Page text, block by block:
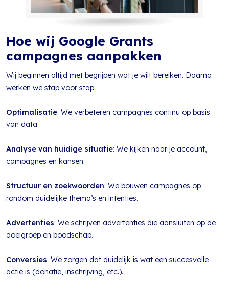
Hoe wij Google Grants
campagnes aanpakken
Wij beginnen altijd met begrijpen wat je wilt bereiken. Daarna
werken we stap voor stap:
Optimalisatie: We verbeteren campagnes continu op basis
van data.
Analyse van huidige situatie: We kijken naar je account,
campagnes en kansen.
Structuur en zoekwoorden: We bouwen campagnes op
rondom duidelijke thema’s en intenties.
Advertenties: We schrijven advertenties die aansluiten op de
doelgroep en boodschap.
Conversies: We zorgen dat duidelijk is wat een succesvolle
actie is (donatie, inschrijving, etc.).